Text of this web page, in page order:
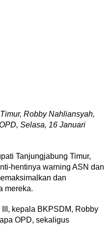
Robby Nahliansyah,
Selasa, 16 Januari
Tanjungjabung Timur,
hentinya warning ASN dan
dan
mereka.
kepala BKPSDM, Robby
OPD, sekaligus